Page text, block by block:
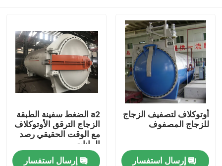
أوتوكلاف لتصفيف الزجاج
للزجاج المصفوف
إرسال استفسار
a2 الضغط سفينة الطبقة
الزجاج الترقق الأوتوكلاف
مع الوقت الحقيقي رصد
البيانات
إرسال استفسار